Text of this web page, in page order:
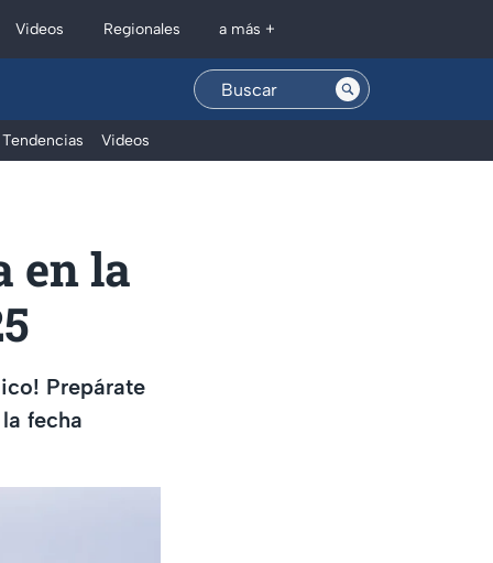
Videos Regionales a más +
Tendencias Videos
en la
Prepárate
fecha